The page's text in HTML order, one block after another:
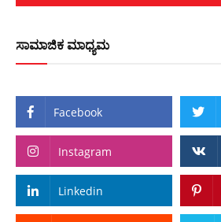
ಸಾಮಾಜಿಕ ಮಾಧ್ಯಮ
Facebook
Instagram
Linkedin